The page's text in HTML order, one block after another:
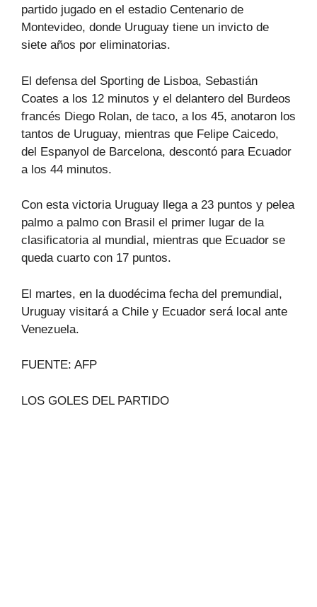
partido jugado en el estadio Centenario de
Montevideo, donde Uruguay tiene un invicto de
siete años por eliminatorias.
El defensa del Sporting de Lisboa, Sebastián
Coates a los 12 minutos y el delantero del Burdeos
francés Diego Rolan, de taco, a los 45, anotaron los
tantos de Uruguay, mientras que Felipe Caicedo,
del Espanyol de Barcelona, descontó para Ecuador
a los 44 minutos.
Con esta victoria Uruguay llega a 23 puntos y pelea
palmo a palmo con Brasil el primer lugar de la
clasificatoria al mundial, mientras que Ecuador se
queda cuarto con 17 puntos.
El martes, en la duodécima fecha del premundial,
Uruguay visitará a Chile y Ecuador será local ante
Venezuela.
FUENTE: AFP
LOS GOLES DEL PARTIDO